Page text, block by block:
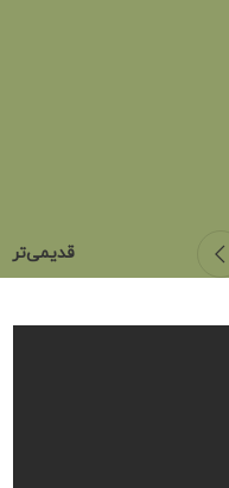
قدیمی‌تر